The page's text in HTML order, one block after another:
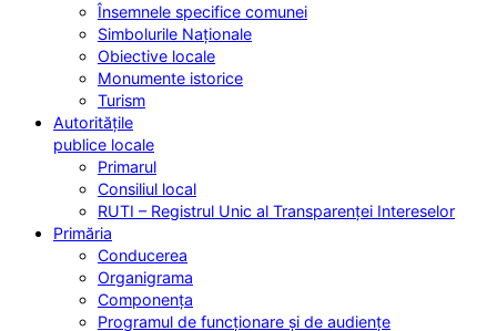
Însemnele specifice comunei
Simbolurile Naționale
Obiective locale
Monumente istorice
Turism
Autoritățile
publice locale
Primarul
Consiliul local
RUTI – Registrul Unic al Transparenței Intereselor
Primăria
Conducerea
Organigrama
Componența
Programul de funcționare și de audiențe